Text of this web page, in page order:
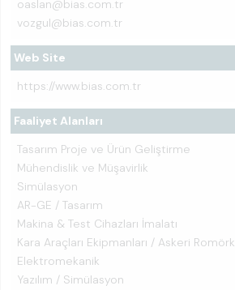
oaslan@bias.com.tr
vozgul@bias.com.tr
Web Site
https://www.bias.com.tr
Faaliyet Alanları
Tasarım Proje ve Ürün Geliştirme
Mühendislik ve Müşavirlik
Simülasyon
AR-GE / Tasarım
Makina & Test Cihazları İmalatı
Kara Araçları Ekipmanları / Askeri Romörk
Elektromekanik
Yazılım / Simülasyon